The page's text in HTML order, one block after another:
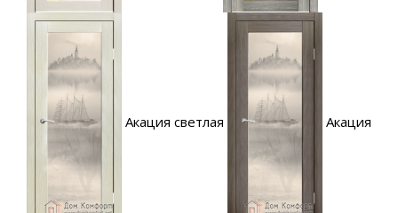
Акация светлая Акация